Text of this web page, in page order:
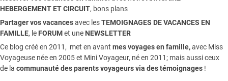
HEBERGEMENT ET CIRCUIT, bons plans
Partager vos vacancesavec lesTEMOIGNAGES DE VACANCES EN
FAMILLE, le FORUMet une NEWSLETTER
Ce blog créé en 2011, met en avant mes voyages en famille,avec Miss
Voyageuse née en 2005 et Mini Voyageur, né en 2011; mais aussi ceux
de la communauté des parents voyageurs via des témoignages !